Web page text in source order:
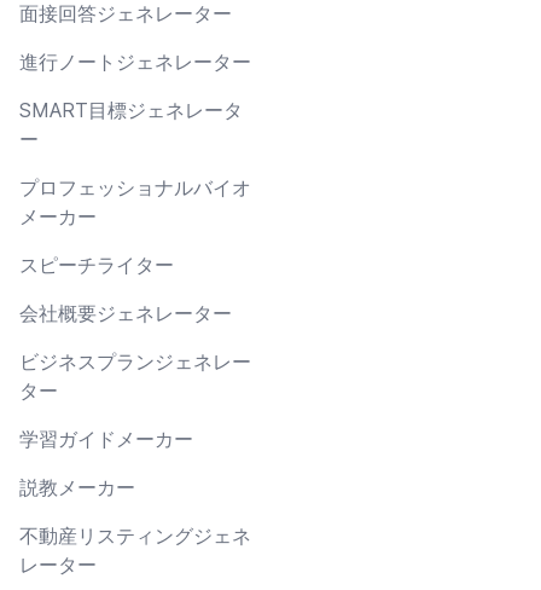
面接回答ジェネレーター
進行ノートジェネレーター
SMART目標ジェネレータ
ー
プロフェッショナルバイオ
メーカー
スピーチライター
会社概要ジェネレーター
ビジネスプランジェネレー
ター
学習ガイドメーカー
説教メーカー
不動産リスティングジェネ
レーター